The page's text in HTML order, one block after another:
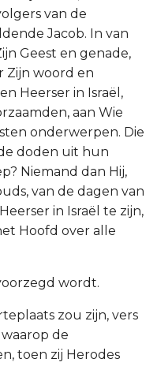
van de
Jacob. In van
Geest en genade,
Zijn woord en
Heerser in Israël,
aan Wie
onderwerpen. Die
doden uit hun
Niemand dan Hij,
van de dagen van
in Israël te zijn,
Hoofd over alle
wordt.
zou zijn, vers
de
toen zij Herodes